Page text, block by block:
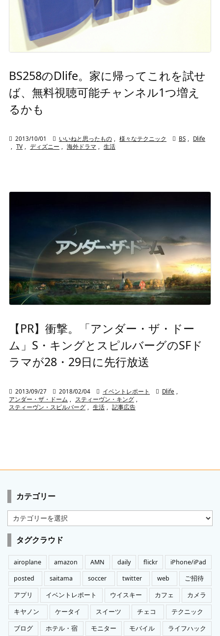
BS258のDlife。家に帰ってこれを試せ
ば、無料視聴可能チャンネル1つ増え
るかも
 2013/10/01  いいねと思ったもの 様々なテクニック  BS
Dlife
TV ディズニー 海外ドラマ 生活
【PR】衝撃。「アンダー・ザ・ドー
ム」S・キングとスピルバーグのSFド
ラマが28・29日に先行放送
 2013/09/27  2018/02/04  イベントレポート  Dlife ,
アンダー・ザ・ドーム , スティーヴン・キング ,
スティーヴン・スピルバーグ , 生活 , 記事広告
カテゴリー
カ
テ
ゴ
リ
ー
タグクラウド
airoplane amazon AMN daily flickr
iPhone/iPad
posted
saitama soccer twitter web
ご招待
アプリ
イベントレポート ウイスキー カフェ
カメラ
キヤノン
ケータイ スイーツ チェコ
テクニック
ブログ
ホテル・宿 モニター モバイル
ライフハック